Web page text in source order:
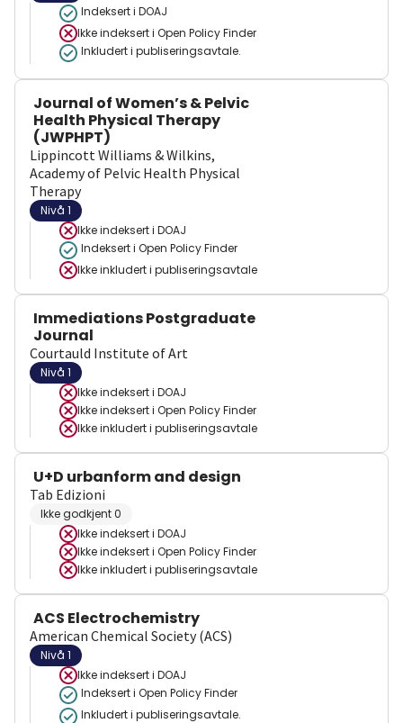
Indeksert i DOAJ
Ikke indeksert i Open Policy Finder
Inkludert i publiseringsavtale.
Journal of Women’s & Pelvic
Health Physical Therapy
(JWPHPT)
Lippincott Williams & Wilkins,
Academy of Pelvic Health Physical
Therapy
Nivå 1
Ikke indeksert i DOAJ
Indeksert i Open Policy Finder
Ikke inkludert i publiseringsavtale
Immediations Postgraduate
Journal
Courtauld Institute of Art
Nivå 1
Ikke indeksert i DOAJ
Ikke indeksert i Open Policy Finder
Ikke inkludert i publiseringsavtale
U+D urbanform and design
Tab Edizioni
Ikke godkjent 0
Ikke indeksert i DOAJ
Ikke indeksert i Open Policy Finder
Ikke inkludert i publiseringsavtale
ACS Electrochemistry
American Chemical Society (ACS)
Nivå 1
Ikke indeksert i DOAJ
Indeksert i Open Policy Finder
Inkludert i publiseringsavtale.